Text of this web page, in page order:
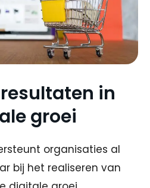
in
groei
organisaties al
bij het realiseren van